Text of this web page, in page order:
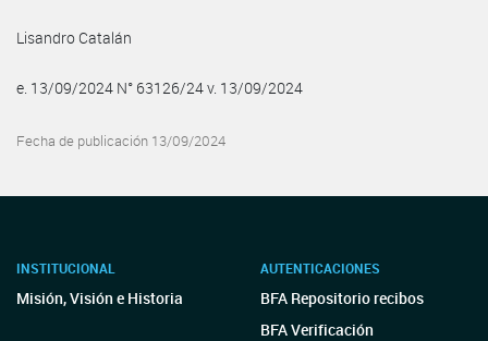
Lisandro Catalán
e. 13/09/2024 N° 63126/24 v. 13/09/2024
Fecha de publicación 13/09/2024
INSTITUCIONAL
Misión, Visión e Historia
AUTENTICACIONES
BFA Repositorio recibos
BFA Verificación